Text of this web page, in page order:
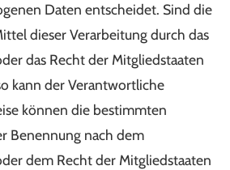
Daten entscheidet. Sind die
dieser Verarbeitung durch das
das Recht der Mitgliedstaaten
kann der Verantwortliche
können die bestimmten
Benennung nach dem
dem Recht der Mitgliedstaaten